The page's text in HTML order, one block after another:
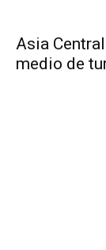
Asia
medio de